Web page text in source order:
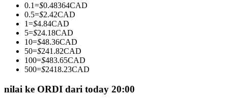
Menjadi Pedagang Salinan
Nikmati pembagian keuntungan dan komisi copy trading
0.1=$0.48364CAD
0.5=$2.42CAD
1=$4.84CAD
5=$24.18CAD
10=$48.36CAD
50=$241.82CAD
100=$483.65CAD
500=$2418.23CAD
nilai ke ORDI dari today 20:00